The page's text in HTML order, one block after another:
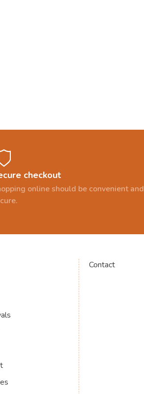
checkout
online should be convenient and
Contact